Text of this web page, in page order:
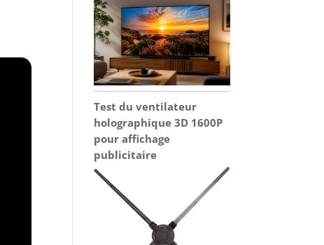
Test du ventilateur
holographique 3D 1600P
pour affichage
publicitaire